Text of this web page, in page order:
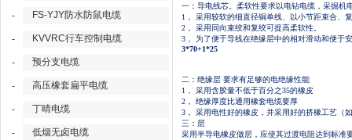
- FS-YJY防水防鼠电缆
- KVVRC行车控制电缆
- 预分支电缆
- 高压橡套扁平电缆
- 丁晴电缆
- 低烟无卤电缆
一：导电线芯。柔软性要求以电钻电缆，采掘机
1， 采用较软的细直径铜单线、以小节距束合
2， 采用同向束绞和复绞可提高柔软性。
3， 为了便于导线在绝缘层中的相对滑动和便于
3*70+1*25
二：绝缘层 要求有足够的电绝缘性能
1， 采用含胶量不低于百分之35的橡皮
2， 绝缘厚度比通用橡套电缆要厚
3， 采用电性好的橡皮，并采用好的挤橡工艺（
三：层
采用半导电橡皮做层，应使其过渡电阻达到标准